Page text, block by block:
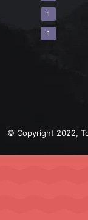
1
1
© Copyright 2022,